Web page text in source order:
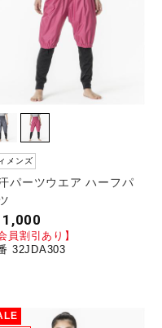
メンズ
パーツウエア ハーフパ
員割引あり】
32JDA303